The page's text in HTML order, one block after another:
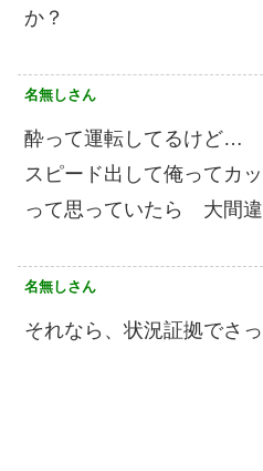
か？
名無しさん
酔って運転してるけど…
スピード出して俺ってカ
って思っていたら 大間違
名無しさん
それなら、状況証拠でさ